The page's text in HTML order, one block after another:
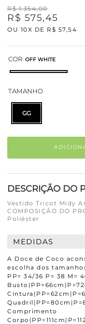
R$ 1.354,00
R$ 575,45
OU 10X DE R$ 57,54
COR: OFF WHITE
TAMANHO
GG
DESCRIÇÃO DO
Vestido Tricot Midy
COMPOSIÇÃO DO
Poliéster
MEDIDAS
A Doce de Coco
escolha dos
PP= 34/36 P= 38 M=
Comprimento